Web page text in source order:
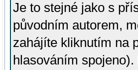
Je to stejné jako s
původním autorem,
zahájíte kliknutím na
hlasováním